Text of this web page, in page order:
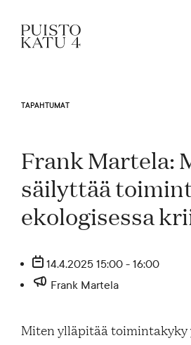
Mistä kyse?
Yhteisömme
Tapahtumat
Blogi
TAPAHTUMAT
Frank Martela:
säilyttää
ekologisessa
14.4.2025 15:00 - 16:00
Frank Martela
Miten ylläpitää